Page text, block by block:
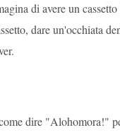
di avere un
dare un'occhiata
dire "Alohomora!"